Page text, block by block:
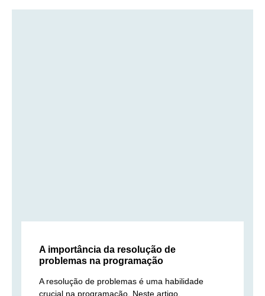
A importância da resolução de
problemas na programação
A resolução de problemas é uma habilidade
crucial na programação. Neste artigo,